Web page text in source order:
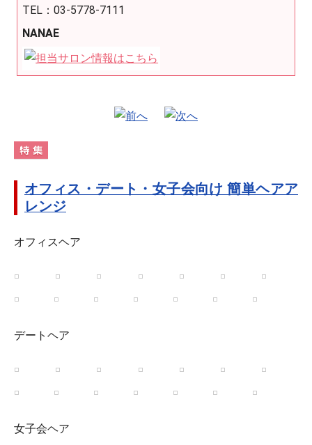
TEL：03-5778-7111
NANAE
オフィス・デート・女子会向け 簡単ヘアア
レンジ
オフィスヘア
デートヘア
女子会ヘア